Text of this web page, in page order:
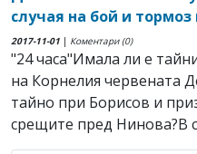
случая на бой и
2017-11-01 | Коментари (0)
"24 часа"Имала ли е
на Корнелия червената
тайно при Борисов и
срещите пред Нинова?В